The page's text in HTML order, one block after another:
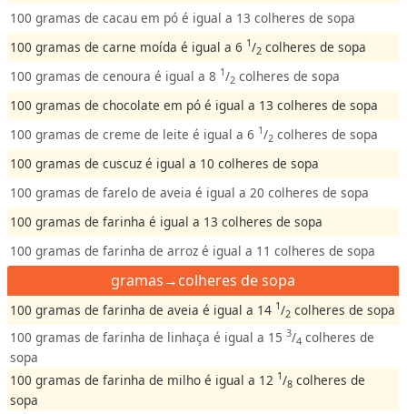
100 gramas de cacau em pó é igual a 13 colheres de sopa
100 gramas de carne moída é igual a 6 1/2colheres de sopa
100 gramas de cenoura é igual a 8 1/2colheres de sopa
100 gramas de chocolate em pó é igual a 13 colheres de sopa
100 gramas de creme de leite é igual a 6 1/2colheres de sopa
100 gramas de cuscuz é igual a 10 colheres de sopa
100 gramas de farelo de aveia é igual a 20 colheres de sopa
100 gramas de farinha é igual a 13 colheres de sopa
100 gramas de farinha de arroz é igual a 11 colheres de sopa
gramas→colheres de sopa
100 gramas de farinha de aveia é igual a 14 1/2colheres de sopa
100 gramas de farinha de linhaça é igual a 15 3/4 colheres de
sopa
100 gramas de farinha de milho é igual a 12 1/8colheres de
sopa